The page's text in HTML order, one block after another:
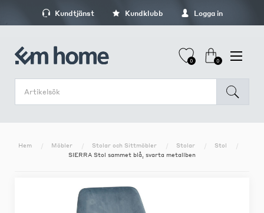
Kundtjänst Kundklubb Logga in
0 0
Hem Möbler Stolar och Sittmöbler Stolar
Stol
SIERRA Stol sammet blå, svarta metallben